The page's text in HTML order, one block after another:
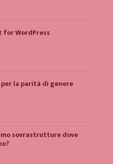
for WordPress
per la parità di genere
sovrastrutture dove